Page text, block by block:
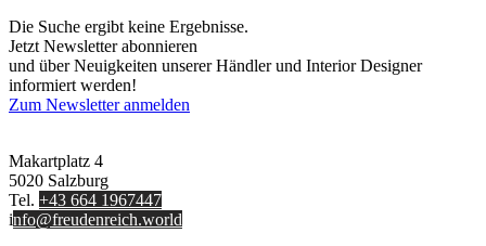
Die Suche ergibt keine Ergebnisse.
Jetzt Newsletter abonnieren
und über Neuigkeiten unserer Händler und Interior Designer
informiert werden!
Zum Newsletter anmelden
Makartplatz 4
5020 Salzburg
Tel. +43 664 1967447
info@freudenreich.world